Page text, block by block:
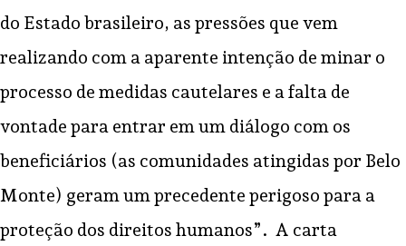
do Estado brasileiro, as pressões que vem
realizando com a aparente intenção de minar o
processo de medidas cautelares e a falta de
vontade para entrar em um diálogo com os
beneficiários (as comunidades atingidas por Belo
Monte) geram um precedente perigoso para a
proteção dos direitos humanos”. A carta